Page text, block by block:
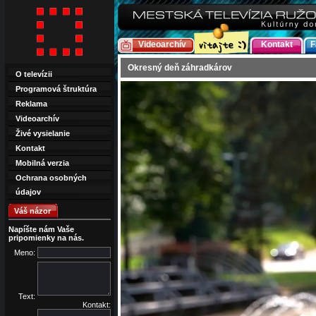
Videoarchív Kontakt
Okresný deň záhradkárov
O televízii
Programová štruktúra
Reklama
Videoarchív
Živé vysielanie
Kontakt
Mobilná verzia
Ochrana osobných
údajov
Váš názor
Napíšte nám Vaše
pripomienky na nás.
Meno:
Text:
Kontakt: